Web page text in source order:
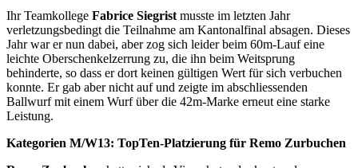
Ihr Teamkollege Fabrice Siegrist musste im letzten Jahr
verletzungsbedingt die Teilnahme am Kantonalfinal absagen. Dieses
Jahr war er nun dabei, aber zog sich leider beim 60m-Lauf eine
leichte Oberschenkelzerrung zu, die ihn beim Weitsprung
behinderte, so dass er dort keinen gültigen Wert für sich verbuchen
konnte. Er gab aber nicht auf und zeigte im abschliessenden
Ballwurf mit einem Wurf über die 42m-Marke erneut eine starke
Leistung.
Kategorien M/W13: TopTen-Platzierung für Remo Zurbuchen